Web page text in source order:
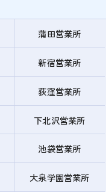
蒲田営業所
新宿営業所
荻窪営業所
下北沢営業所
池袋営業所
大泉学園営業所